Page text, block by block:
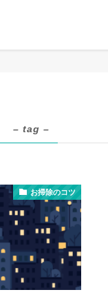
– tag –
お掃除のコツ